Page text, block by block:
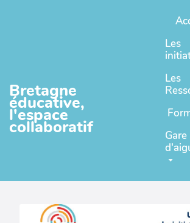
Bretagne
éducative,
l'espace
collaboratif
Les
Les
Gare